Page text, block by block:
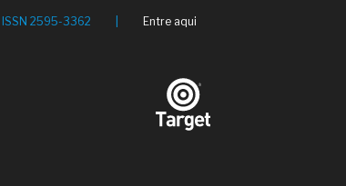
ISSN 2595-3362 Entre aqui